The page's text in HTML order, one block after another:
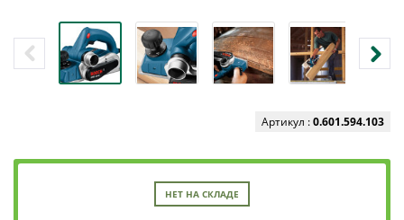
Артикул :0.601.594.103
НЕТ НА СКЛАДЕ